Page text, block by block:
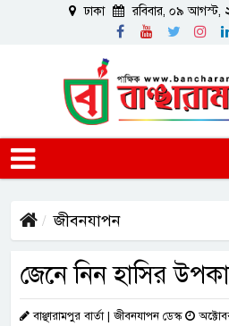
ঢাকা রবিবার, ০৯ আগস্ট,
জীবনযাপন
জেনে নিন হাসির
বাঞ্ছারামপুর বার্তা | জীবনযাপন ডেস্ক